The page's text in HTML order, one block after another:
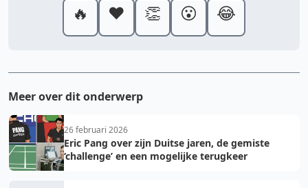
🔥 ❤️ 👏 😮 😂
Meer over dit onderwerp
26 februari 2026
Eric Pang over zijn Duitse jaren, de gemiste
‘challenge’ en een mogelijke terugkeer